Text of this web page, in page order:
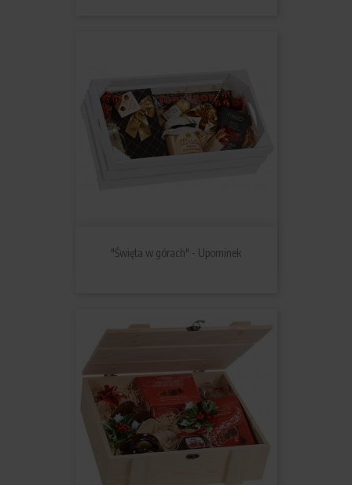
"Święta w górach" - Upominek